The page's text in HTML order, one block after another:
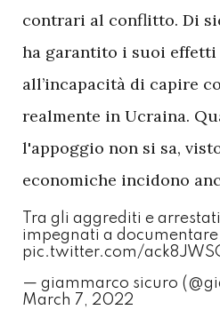
contrari al conflitto. Di
ha garantito i suoi
all’incapacità di capire
realmente in Ucraina.
l'appoggio non si sa,
economiche incidono
Tra gli aggrediti e
impegnati a
pic.twitter.com/
— giammarco sicuro
March 7, 2022